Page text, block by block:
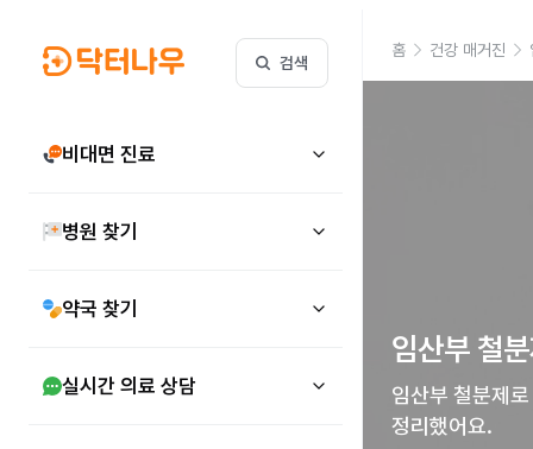
검색
비대면 진료
병원 찾기
약국 찾기
실시간 의료 상담
홈 건강 매거진
임산부 철
임산부 철분제
정리했어요.